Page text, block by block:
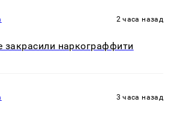
2 часа назад
наркограффити
3 часа назад